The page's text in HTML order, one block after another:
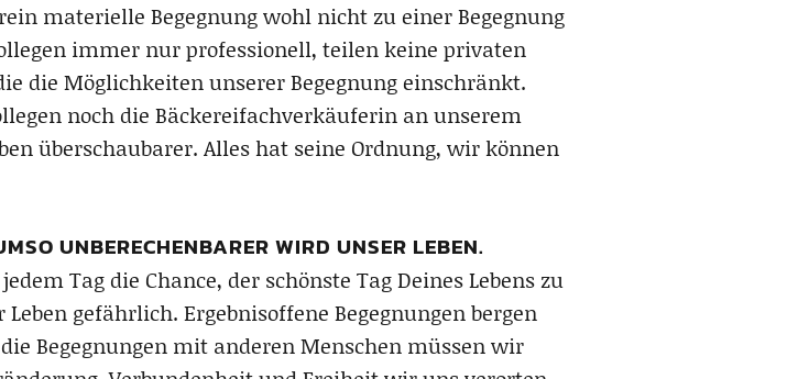
materielle Begegnung wohl nicht zu einer Begegnung
immer nur professionell, teilen keine privaten
die Möglichkeiten unserer Begegnung einschränkt.
noch die Bäckereifachverkäuferin an unserem
überschaubarer. Alles hat seine Ordnung, wir können
UNBERECHENBARER WIRD UNSER LEBEN.
Tag die Chance, der schönste Tag Deines Lebens zu
gefährlich. Ergebnisoffene Begegnungen bergen
Begegnungen mit anderen Menschen müssen wir